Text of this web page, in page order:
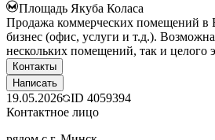
Площадь Якуба Коласа
Продажа коммерческих помещений
бизнес (офис, услуги и т.д.).
нескольких помещений, так и целого
Контакты
Написать
19.05.2026 ID 4059394
Контактное лицо